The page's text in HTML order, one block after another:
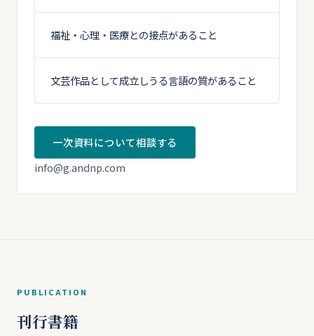
福祉・心理・医療との接点があること
文芸作品として成立しうる言語の質があること
一次資料について相談する
info@g.andnp.com
PUBLICATION
刊行書籍